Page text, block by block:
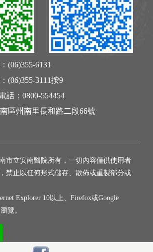
(06)355-6131
(06)355-3111按9
話： 0800-554454
區州南里長和路二段66號
市立安南醫院所有，一切內容僅供使用者
禁止以任何形式儲存、散佈或重製部分或
Explorer 10以上、Firefox或Google
覽。